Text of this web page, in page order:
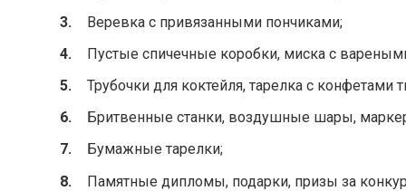
Веревка с привязанными пончиками;
Пустые спичечные коробки, миска с
Трубочки для коктейля, тарелка с конфетами
Бритвенные станки, воздушные шары,
Бумажные тарелки;
Памятные дипломы, подарки, призы за